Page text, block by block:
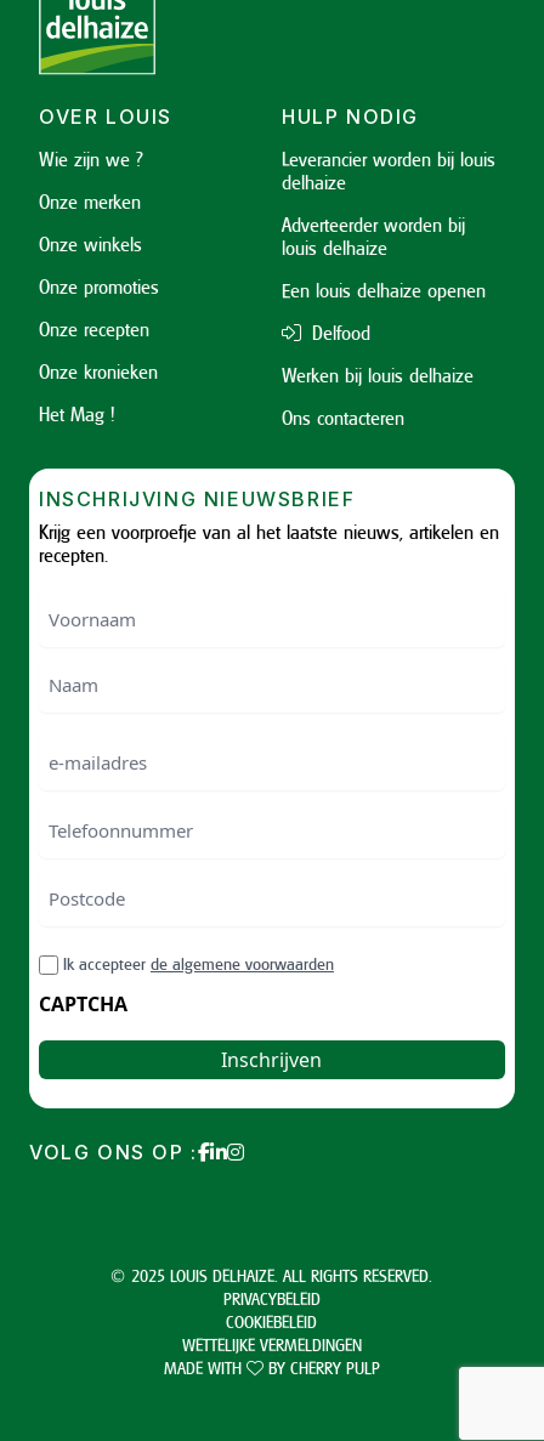
OVER LOUIS
Wie zijn we ?
Onze merken
Onze winkels
Onze promoties
Onze recepten
Onze kronieken
Het Mag !
HULP NODIG
Leverancier worden bij louis
delhaize
Adverteerder worden bij
louis delhaize
Een louis delhaize openen
Delfood
Werken bij louis delhaize
Ons contacteren
INSCHRIJVING NIEUWSBRIEF
Krijg een voorproefje van al het laatste nieuws, artikelen en
recepten.
mailadres
/
Postal
RGPDIk accepteer de algemene voorwaarden
CAPTCHA
VOLG ONS OP :
© 2025 LOUIS DELHAIZE. ALL RIGHTS RESERVED.
PRIVACYBELEID
COOKIEBELEID
WETTELIJKE VERMELDINGEN
MADE WITH
BY CHERRY PULP